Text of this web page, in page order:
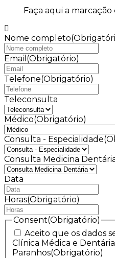
Faça aqui a
Nome completo
Email (Obrigatório)
Telefone(Obrigatório)
Teleconsulta
Médico(Obrigatório)
Consulta - Especialidade
Consulta Medicina
Data
DD
Horas(Obrigatório)
Consent(Obrigatório)
Aceito que os dados
Clínica Médica e
Paranhos(Obrigatório)